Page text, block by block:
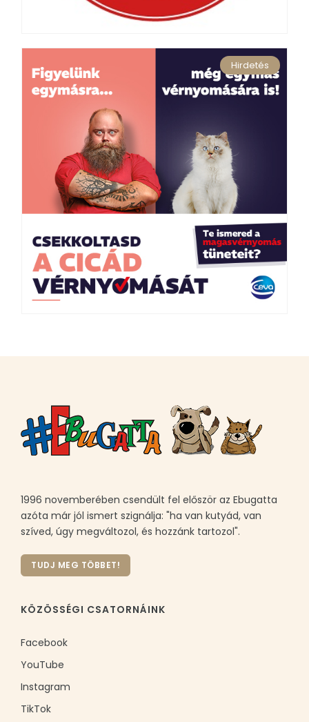
Hirdetés
1996 novemberében csendült fel először az Ebugatta
azóta már jól ismert szignálja: "ha van kutyád, van
szíved, úgy megváltozol, és hozzánk tartozol".
TUDJ MEG TÖBBET!
KÖZÖSSÉGI CSATORNÁINK
Facebook
YouTube
Instagram
TikTok